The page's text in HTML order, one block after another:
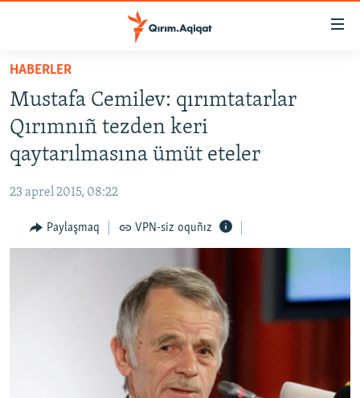
Esas
qaytmaq
Baş
navigatsiyağa
qaytmaq
Qıdıruvğa
qaytmaq
HABERLER
İQTİSADİYAT
MEDENİYET
İNSAN AQLARI
HABERLER
Mustafa Cemilev: qırımtatarlar
Qırımnıñ tezden keri
qaytarılmasına ümüt eteler
23 aprel 2015, 08:22
Paylaşmaq VPN-siz oquñız